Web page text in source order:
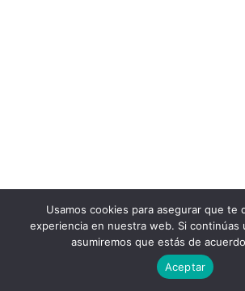
Usamos cookies para asegurar que te
experiencia en nuestra web. Si continúas
asumiremos que estás de
Aceptar